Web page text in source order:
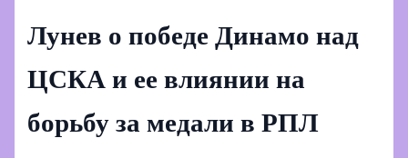
Лунев о победе Динамо над
ЦСКА и ее влиянии на
борьбу за медали в РПЛ